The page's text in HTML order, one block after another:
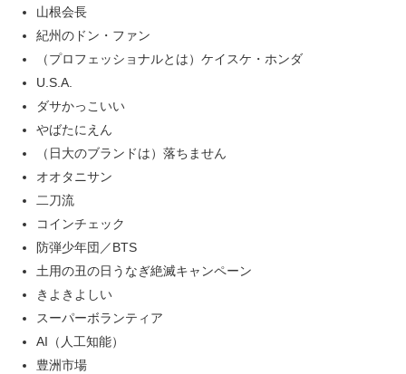
山根会長
紀州のドン・ファン
（プロフェッショナルとは）ケイスケ・ホンダ
U.S.A.
ダサかっこいい
やばたにえん
（日大のブランドは）落ちません
オオタニサン
二刀流
コインチェック
防弾少年団／BTS
土用の丑の日うなぎ絶滅キャンペーン
きよきよしい
スーパーボランティア
AI（人工知能）
豊洲市場